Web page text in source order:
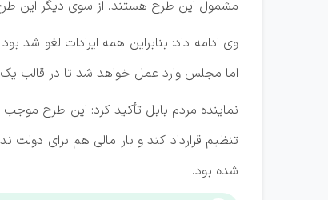
مشمول این طرح هستند. از سوی دیگر این
وی ادامه داد: بنابراین همه ایرادات لغو
اما مجلس وارد عمل خواهد شد تا در قالب
نماینده مردم بابل تأکید کرد: این طرح
تنظیم قرارداد کند و بار مالی هم برای
شده بود.